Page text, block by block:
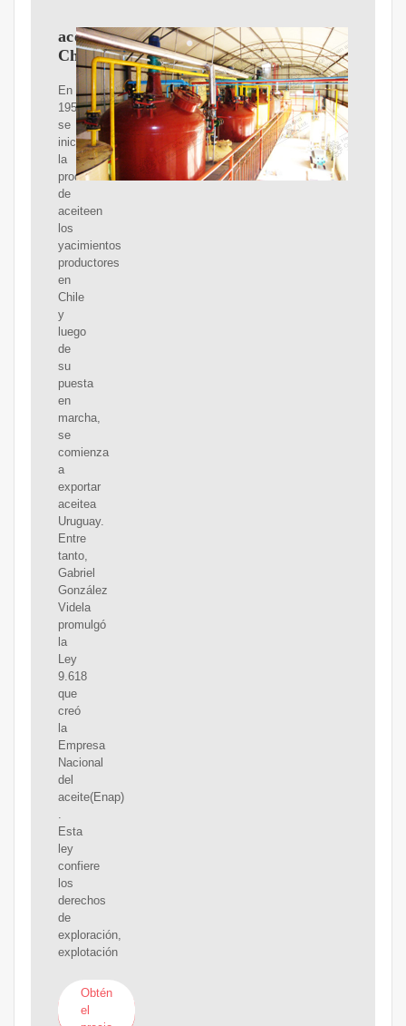
aceiteen
Chile
En
1950
se
inicia
la
producción
de
aceiteen
los
yacimientos
productores
en
Chile
y
luego
de
su
puesta
en
marcha,
se
comienza
a
exportar
aceitea
Uruguay.
Entre
tanto,
Gabriel
González
Videla
promulgó
la
Ley
9.618
que
creó
la
Empresa
Nacional
del
aceite(Enap)
.
Esta
ley
confiere
los
derechos
de
exploración,
explotación
Obtén
el